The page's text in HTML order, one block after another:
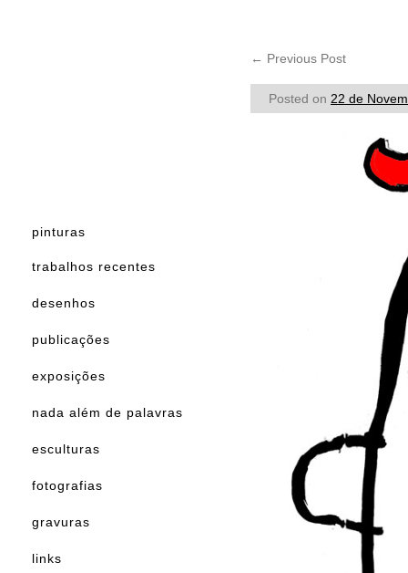
← Previous Post
Posted on 22 de
pinturas
trabalhos recentes
desenhos
publicações
exposições
nada além de palavras
esculturas
fotografias
gravuras
links